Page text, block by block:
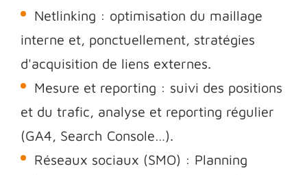
Netlinking : optimisation du maillage
interne et, ponctuellement, stratégies
d'acquisition de liens externes.
Mesure et reporting : suivi des positions
et du trafic, analyse et reporting régulier
(GA4, Search Console…).
Réseaux sociaux (SMO) : Planning